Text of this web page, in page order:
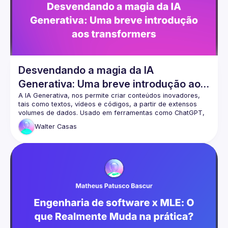
Desvendando a magia da IA
Generativa: Uma breve introdução aos
transformers
A IA Generativa, nos permite criar conteúdos inovadores,
tais como textos, vídeos e códigos, a partir de extensos
volumes de dados. Usado em ferramentas como ChatGPT,
DALL-E e GitHub Copilot, que não somente estão
revolucionando diversas indústrias, mas também otimizando
palestra, embarcaremos juntos em uma viagem pelo
'mágica' dos Transformers, tecnologia revolucionária que
está por trás de ferramentas cotidianas como tradutores e
assistentes virtuais. Nesse contexto, compreender esta
tecnologia torna-se importante. Esta palestra é destinada a
todos que desejam conhecer, explorar e aprofundar seus
conhecimentos nesta tecnologia essencial que está
Walter Casas